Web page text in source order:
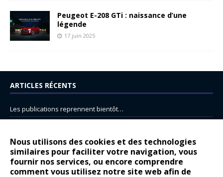
Nous utilisons des cookies et des technologies
similaires pour faciliter votre navigation, vous
fournir nos services, ou encore comprendre
comment vous utilisez notre site web afin de
Peugeot E-208 GTi : naissance d’une
légende
17 juin 2025
ARTICLES RÉCENTS
Les publications reprennent bientôt…
14 juillet : nouveau film de marque pour Citroën
Renault Espace : voyage, voyage…
Peugeot E-208 GTi : naissance d’une légende